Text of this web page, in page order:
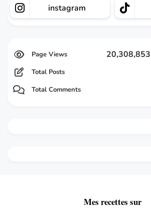
instagram
20,308,853
Total Posts
Total Comments
Mes recettes sur